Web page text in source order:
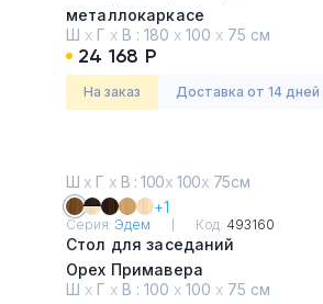
металлокаркасе
Мокко премиум
Ш х Г х В : 180 х 100 х 75 см
24 168 Р
На заказ Доставка от 14 дней
Ш х Г х В : 100х 100х 75см
+1
Серия:Эдем Код: 493160
Стол для заседаний
Орех Примавера
Ш х Г х В : 100 х 100 х 75 см